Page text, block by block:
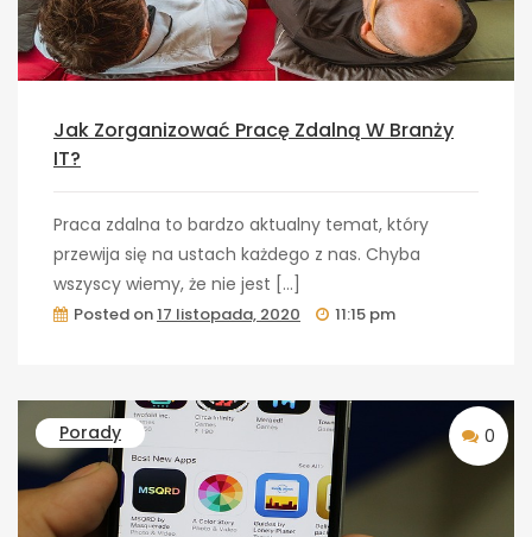
Jak Zorganizować Pracę Zdalną W Branży
IT?
Praca zdalna to bardzo aktualny temat, który
przewija się na ustach każdego z nas. Chyba
wszyscy wiemy, że nie jest […]
Posted on17 listopada, 2020 11:15 pm
Porady 0